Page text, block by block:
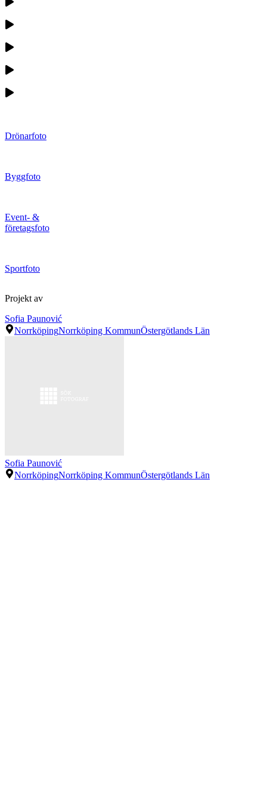
Drönarfoto
Byggfoto
Event- &
företagsfoto
Sportfoto
Projekt av
Sofia Paunović
NorrköpingNorrköping KommunÖstergötlands Län
Sofia Paunović
NorrköpingNorrköping KommunÖstergötlands Län